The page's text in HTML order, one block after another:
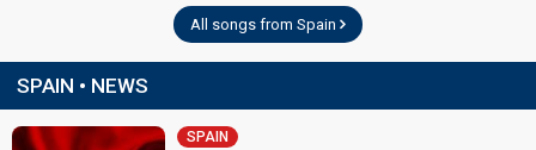
All songs from Spain
SPAIN • NEWS
SPAIN